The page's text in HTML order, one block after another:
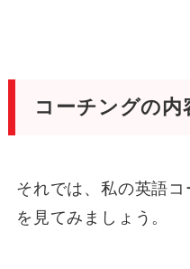
コーチングの内
それでは、私の英語
を見てみましょう。